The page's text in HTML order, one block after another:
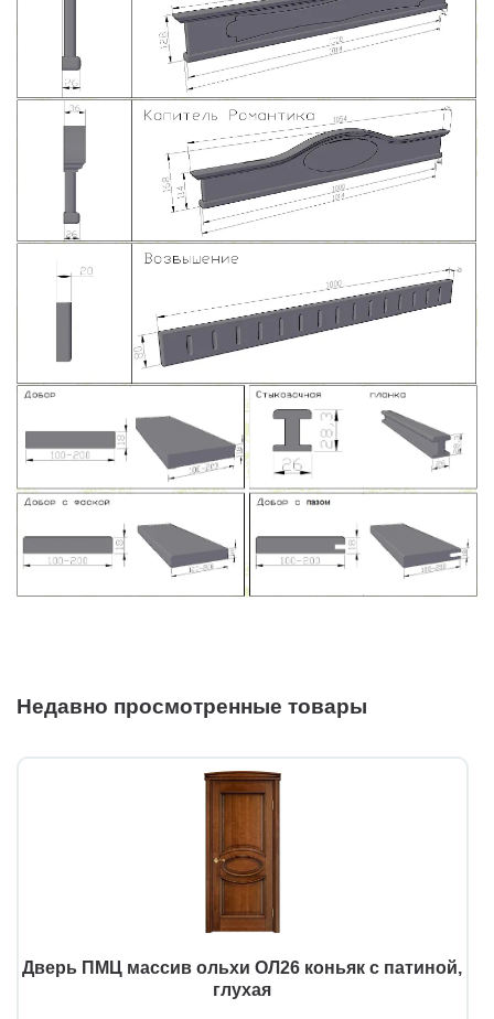
Недавно просмотренные товары
Дверь ПМЦ массив ольхи ОЛ26 коньяк с патиной,
глухая